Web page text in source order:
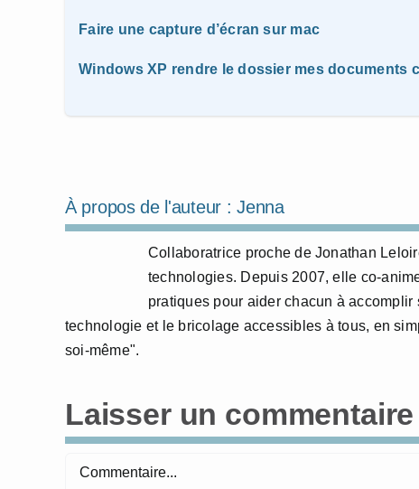
Faire une capture d’écran sur mac
Windows XP rendre le dossier mes documents
À propos de l'auteur :Jenna
Collaboratrice proche de Jonathan
technologies. Depuis 2007, elle co-
pratiques pour aider chacun à
technologie et le bricolage accessibles à tous, en
soi-même".
Laisser un commentaire
Commentaire